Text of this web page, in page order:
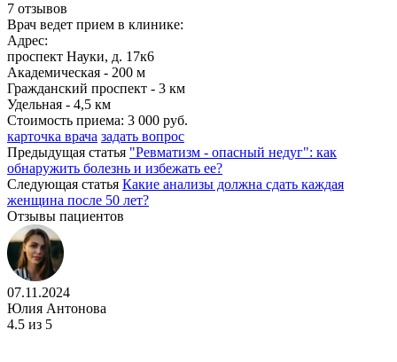
7 отзывов
Врач ведет прием в клинике:
Адрес:
проспект Науки, д. 17к6
Академическая - 200 м
Гражданский проспект - 3 км
Удельная - 4,5 км
Стоимость приема: 3 000 руб.
карточка врача задать вопрос
Предыдущая статья "Ревматизм - опасный недуг": как
обнаружить болезнь и избежать ее?
Следующая статья Какие анализы должна сдать каждая
женщина после 50 лет?
Отзывы пациентов
07.11.2024
Юлия Антонова
4.5 из 5